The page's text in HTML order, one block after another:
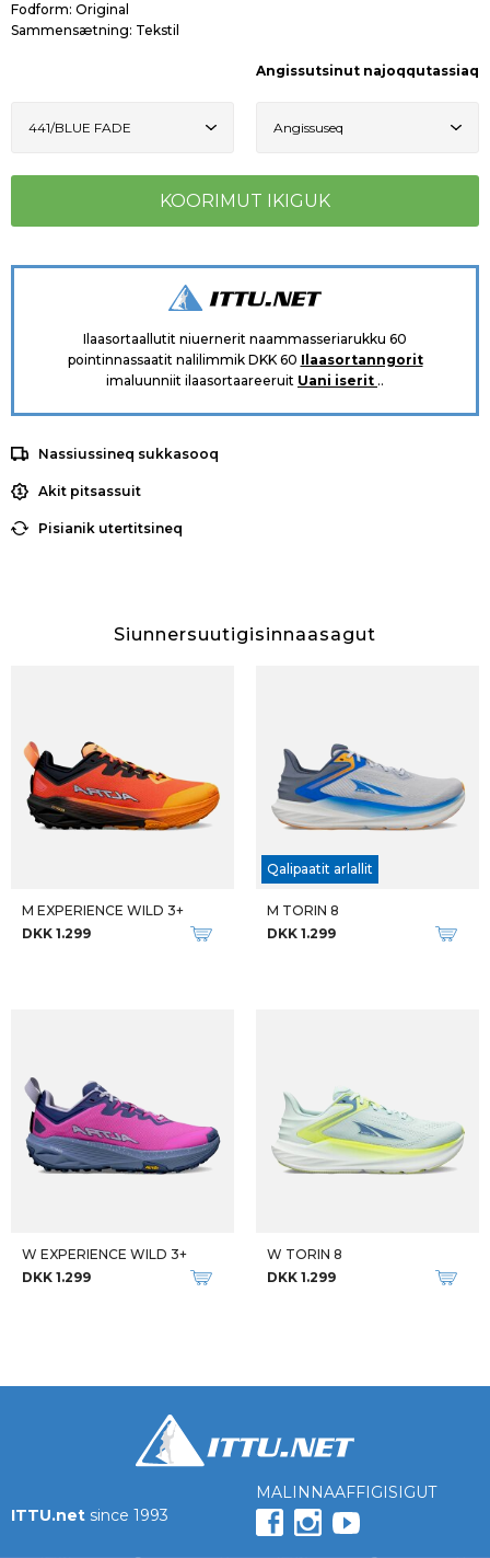
Fodform: Original
Sammensætning: Tekstil
Angissutsinut najoqqutassiaq
Ilaasortaallutit niuernerit naammasseriarukku 60
pointinnassaatit nalilimmik DKK 60 Ilaasortanngorit
imaluunniit ilaasortaareeruit Uani iserit ..
Nassiussineq sukkasooq
Akit pitsassuit
Pisianik utertitsineq
Siunnersuutigisinnaasagut
M EXPERIENCE WILD 3+
DKK 1.299
Qalipaatit arlallit
M TORIN 8
DKK 1.299
W EXPERIENCE WILD 3+
DKK 1.299
W TORIN 8
DKK 1.299
ITTU.net since 1993
MALINNAAFFIGISIGUT